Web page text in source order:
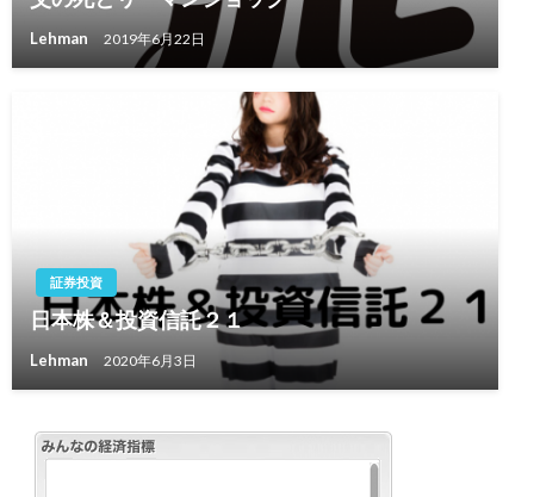
Lehman 2019年6月22日
証券投資
日本株＆投資信託２１
Lehman 2020年6月3日